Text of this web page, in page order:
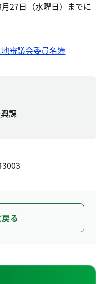
月27日（水曜日）までに
審議会委員名簿
課
る